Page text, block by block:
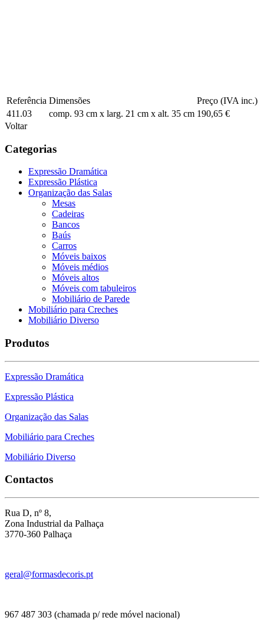
Referência Dimensões
Preço (IVA inc.)
411.03
comp. 93 cm x larg. 21 cm x alt. 35 cm 190,65 €
Voltar
Categorias
Expressão Dramática
Expressão Plástica
Organização das Salas
Mesas
Cadeiras
Bancos
Baús
Carros
Móveis baixos
Móveis médios
Móveis altos
Móveis com tabuleiros
Mobiliário de Parede
Mobiliário para Creches
Mobiliário Diverso
Produtos
Expressão Dramática
Expressão Plástica
Organização das Salas
Mobiliário para Creches
Mobiliário Diverso
Contactos
Rua D, nº 8,
Zona Industrial da Palhaça
3770-360 Palhaça
geral@formasdecoris.pt
967 487 303 (chamada p/ rede móvel nacional)